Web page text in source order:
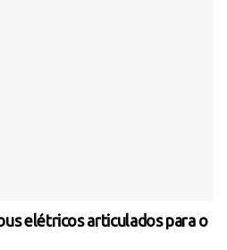
elétricos articulados para o